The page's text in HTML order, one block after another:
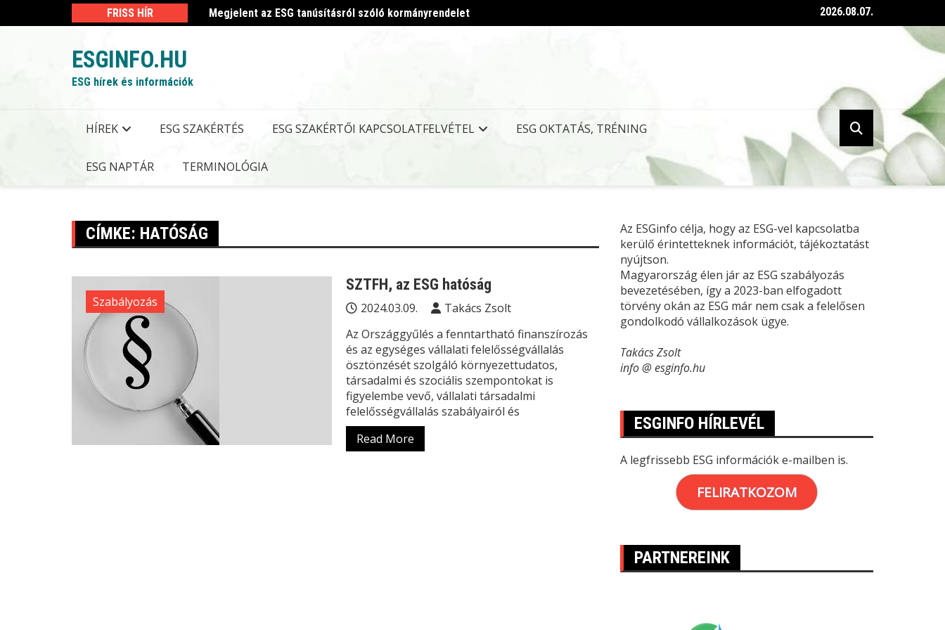
to
FRISS HÍR Megjelent az ESG tanúsításról szóló kormányrendelet Megjelent az ESG tanúsításról szóló kormányrendelet
2026.08.07.
ESGINFO.HU
ESG hírek és információk
HÍREK ESG SZAKÉRTÉS ESG SZAKÉRTŐI KAPCSOLATFELVÉTEL ESG OKTATÁS, TRÉNING
ESG NAPTÁR TERMINOLÓGIA
CÍMKE: HATÓSÁG
Szabályozás
SZTFH, az ESG hatóság
2024.03.09.
Takács Zsolt
Az Országgyűlés a fenntartható finanszírozás
és az egységes vállalati felelősségvállalás
ösztönzését szolgáló környezettudatos,
társadalmi és szociális szempontokat is
figyelembe vevő, vállalati társadalmi
felelősségvállalás szabályairól és
Read More
Az ESGinfo célja, hogy az ESG-vel kapcsolatba
kerülő érintetteknek információt, tájékoztatást
nyújtson.
Magyarország élen jár az ESG szabályozás
bevezetésében, így a 2023-ban elfogadott
törvény okán az ESG már nem csak a felelősen
gondolkodó vállalkozások ügye.
Takács Zsolt
info @ esginfo.hu
ESGINFO HÍRLEVÉL
A legfrissebb ESG információk e-mailben is.
FELIRATKOZOM
PARTNEREINK